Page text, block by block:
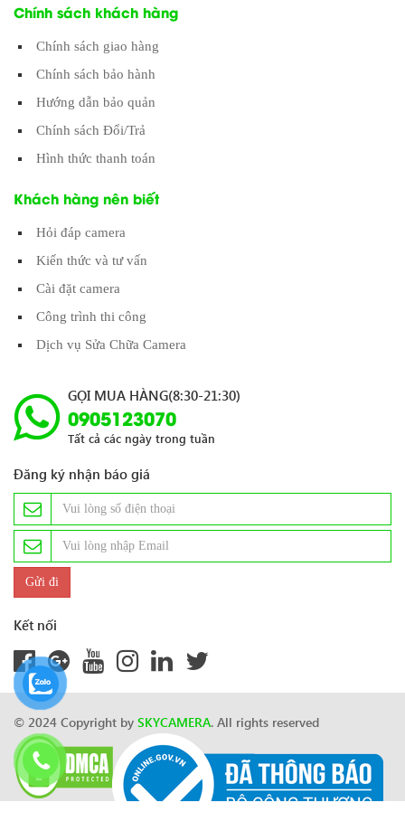
Chính sách khách hàng
Chính sách giao hàng
Chính sách bảo hành
Hướng dẫn bảo quản
Chính sách Đổi/Trả
Hình thức thanh toán
Khách hàng nên biết
Hỏi đáp camera
Kiến thức và tư vấn
Cài đặt camera
Công trình thi công
Dịch vụ Sửa Chữa Camera
GỌI MUA HÀNG(8:30-21:30)
0905123070
Tất cả các ngày trong tuần
Đăng ký nhận báo giá
Kết nối
© 2024 Copyright by SKYCAMERA. All rights reserved